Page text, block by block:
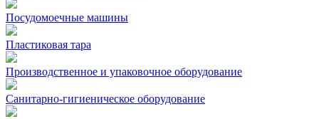
Посудомоечные машины
Пластиковая тара
Производственное и упаковочное оборудование
Санитарно-гигиеническое оборудование